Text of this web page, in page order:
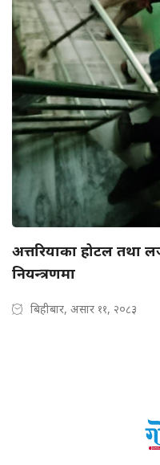
अत्तरियाका होटल तथा
नियन्त्रणमा
बिहीबार, असार ११, २०८३